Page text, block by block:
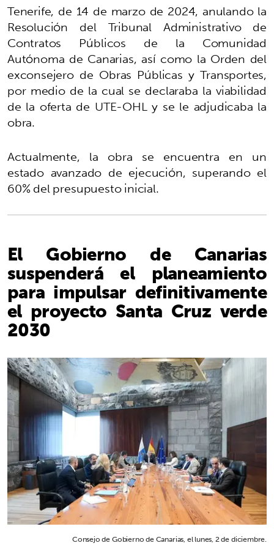
Tenerife, de 14 de marzo de 2024, anulando la
Resolución del Tribunal Administrativo de
Contratos Públicos de la Comunidad
Autónoma de Canarias, así como la Orden del
exconsejero de Obras Públicas y Transportes,
por medio de la cual se declaraba la viabilidad
de la oferta de UTE-OHL y se le adjudicaba la
obra.
Actualmente, la obra se encuentra en un
estado avanzado de ejecución, superando el
60% del presupuesto inicial.
El Gobierno de Canarias
suspenderá el planeamiento
para impulsar definitivamente
el proyecto Santa Cruz verde
2030
Consejo de Gobierno de Canarias, el lunes, 2 de diciembre.